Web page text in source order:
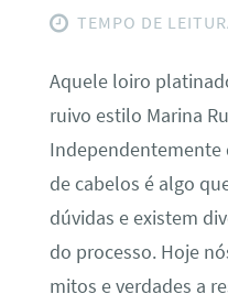
TEMPO DE
Aquele loiro
ruivo estilo Marina
Independentemente
de cabelos é algo
dúvidas e existem
do processo. Hoje
mitos e verdades a